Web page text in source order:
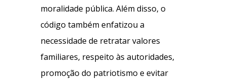
moralidade pública. Além disso, o
código também enfatizou a
necessidade de retratar valores
familiares, respeito às autoridades,
promoção do patriotismo e evitar